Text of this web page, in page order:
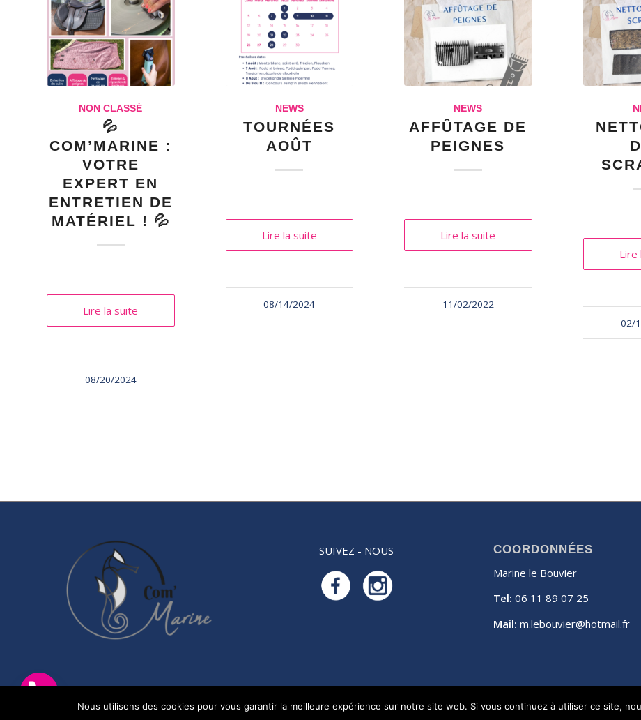
NON CLASSÉ
💦
COM’MARINE :
VOTRE
EXPERT EN
ENTRETIEN DE
MATÉRIEL ! 💦
NEWS
TOURNÉES
AOÛT
NEWS
AFFÛTAGE DE
PEIGNES
SUIVEZ - NOUS COORDONNÉES
Marine le Bouvier
Tel:06 11 89 07 25
Nous utilisons des cookies pour vous garantir la meilleure expérience sur notre site web. Si vous continuez à utiliser ce site,